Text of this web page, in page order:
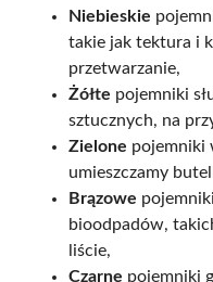
Niebieskie
takie jak tektura i
przetwarzanie,
Żółte pojemniki
sztucznych, na
Zielone pojemniki
umieszczamy
Brązowe
bioodpadów,
liście,
Czarne pojemniki